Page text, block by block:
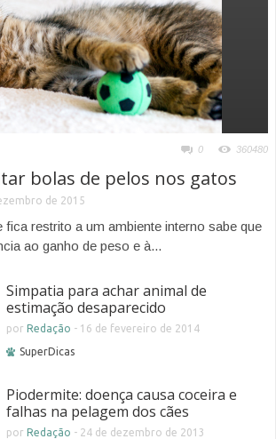
0 360480
bolas de pelos nos gatos
de 2015
fica restrito a um ambiente interno sabe que
ao ganho de peso e à...
Simpatia para achar animal de
estimação desaparecido
por Redação - 16 de fevereiro de 2014
SuperDicas
Piodermite: doença causa coceira e
falhas na pelagem dos cães
por Redação - 24 de dezembro de 2013